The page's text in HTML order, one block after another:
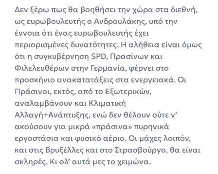
Δεν ξέρω πως θα βοηθήσει την χώρα στα διεθνή,
ως ευρωβουλευτής ο Ανδρουλάκης, υπό την
έννοια ότι ένας ευρωβουλευτής έχει
περιορισμένες δυνατότητες. Η αλήθεια είναι όμως
ότι η συγκυβέρνηση SPD, Πρασίνων και
Φιλελευθέρων στην Γερμανία, φέρνει στο
προσκήνιο ανακατατάξεις στα ενεργειακά. Οι
Πράσινοι, εκτός, από το Εξωτερικών,
αναλαμβάνουν και Κλιματική
Αλλαγή+Ανάπτυξης, ενώ δεν θέλουν ούτε ν’
ακούσουν για μικρά «πράσινα» πυρηνικά
εργοστάσια και φυσικό αέριο. Οι μάχες λοιπόν,
και στις Βρυξέλλες και στο Στρασβούργο, θα είναι
σκληρές. Κι ολ’ αυτά μες το χειμώνα.